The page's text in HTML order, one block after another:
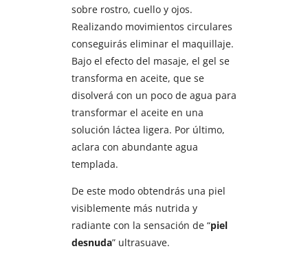
sobre rostro, cuello y ojos.
Realizando movimientos circulares
conseguirás eliminar el maquillaje.
Bajo el efecto del masaje, el gel se
transforma en aceite, que se
disolverá con un poco de agua para
transformar el aceite en una
solución láctea ligera. Por último,
aclara con abundante agua
templada.
De este modo obtendrás una piel
visiblemente más nutrida y
radiante con la sensación de “piel
desnuda” ultrasuave.